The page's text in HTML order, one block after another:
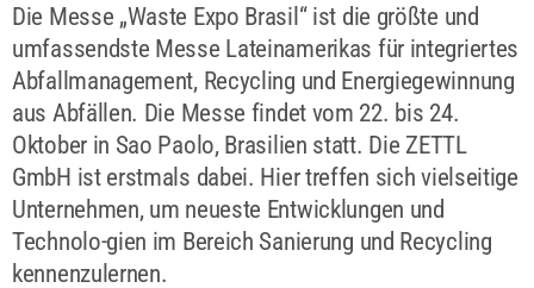
Die Messe „Waste Expo Brasil“ ist die größte und
umfassendste Messe Lateinamerikas für integriertes
Abfallmanagement, Recycling und Energiegewinnung
aus Abfällen. Die Messe findet vom 22. bis 24.
Oktober in Sao Paolo, Brasilien statt. Die ZETTL
GmbH ist erstmals dabei. Hier treffen sich vielseitige
Unternehmen, um neueste Entwicklungen und
Technolo-gien im Bereich Sanierung und Recycling
kennenzulernen.